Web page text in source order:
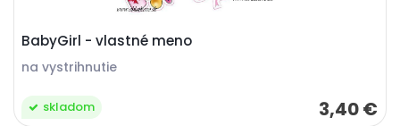
BabyGirl - vlastné meno
na vystrihnutie
3,40 €
skladom